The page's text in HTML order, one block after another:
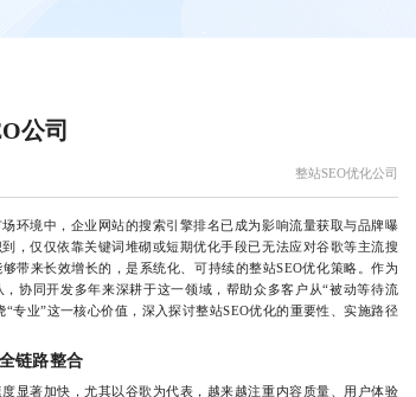
公司
整站SEO优化公司
境中，企业网站的搜索引擎排名已成为影响流量获取与品牌曝
，仅仅依靠关键词堆砌或短期优化手段已无法应对谷歌等主流搜
带来长效增长的，是系统化、可持续的整站SEO优化策略。作为
协同开发多年来深耕于这一领域，帮助众多客户从“被动等待流
“专业”这一核心价值，深入探讨整站SEO优化的重要性、实施路径
链路整合
著加快，尤其以谷歌为代表，越来越注重内容质量、用户体验